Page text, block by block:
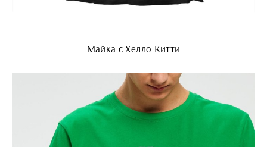
Майка с Хелло Китти